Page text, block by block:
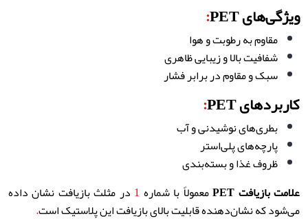
ویژگی‌های PET :
مقاوم به رطوبت و هوا
شفافیت بالا و زیبایی ظاهری
سبک و مقاوم در برابر فشار
کاربردهای PET :
بطری‌های نوشیدنی و آب
پارچه‌های پلی‌استر
ظروف غذا و بسته‌بندی
علامت بازیافت
معمولاً با شماره 1 در مثلث بازیافت نشان داده
می‌شود که نشان‌دهنده قابلیت بالای بازیافت این پلاستیک است.